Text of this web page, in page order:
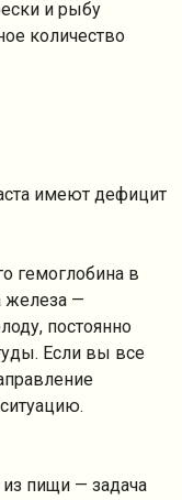
и рыбу
количество
имеют дефицит
гемоглобина в
железа —
постоянно
Если вы все
пищи — задача